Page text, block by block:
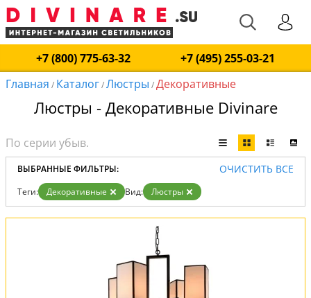
+7 (800) 775-63-32
+7 (495) 255-03-21
Главная / Каталог/Люстры /Декоративные
Люстры - Декоративные Divinare
ВЫБРАННЫЕ ФИЛЬТРЫ: ОЧИСТИТЬ ВСЕ
Теги: Декоративные Вид: Люстры